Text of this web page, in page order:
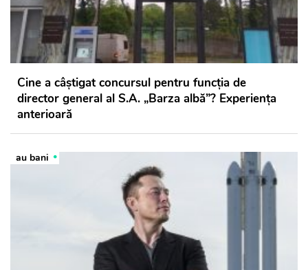
Cine a câștigat concursul pentru funcția de
director general al S.A. „Barza albă”? Experiența
anterioară
au bani